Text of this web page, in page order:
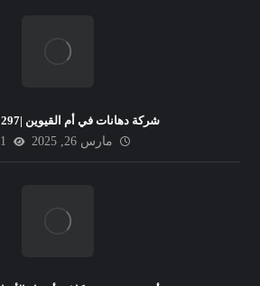
شركة دهانات في أم القيوين |0547149297
مارس 26, 2025